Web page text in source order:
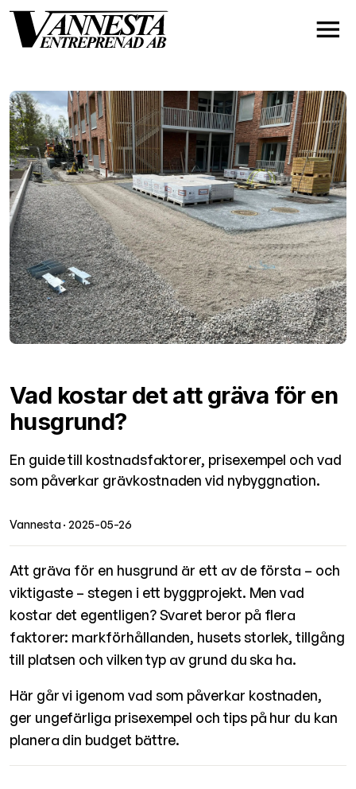
Vad kostar det att gräva för en
husgrund?
En guide till kostnadsfaktorer, prisexempel och vad
som påverkar grävkostnaden vid nybyggnation.
Vannesta · 2025-05-26
Att gräva för en husgrund är ett av de första – och
viktigaste – stegen i ett byggprojekt. Men vad
kostar det egentligen? Svaret beror på flera
faktorer: markförhållanden, husets storlek, tillgång
till platsen och vilken typ av grund du ska ha.
Här går vi igenom vad som påverkar kostnaden,
ger ungefärliga prisexempel och tips på hur du kan
planera din budget bättre.